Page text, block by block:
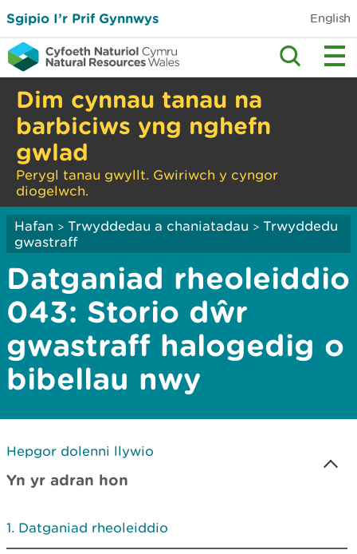
Sgipio I’r Prif Gynnwys English
Dim cynnau tanau na
barbiciws yng nghefn
gwlad
Perygl tanau gwyllt. Gwiriwch y cyngor
diogelwch.
Hafan > Trwyddedau a chaniatadau > Trwyddedu
gwastraff
Datganiad rheoleiddio
043: Storio dŵr
gwastraff halogedig o
bibellau nwy
Hepgor dolenni llywio
Yn yr adran hon
Datganiad rheoleiddio